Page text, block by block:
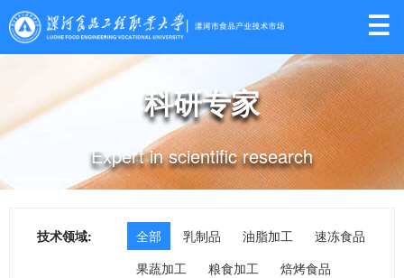

科研专家
Expert in scientific research
技术领域: 全部 乳制品 油脂加工
速冻食品
果蔬加工
粮食加工
焙烤食品